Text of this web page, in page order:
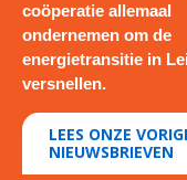
coöperatie allemaal
ondernemen om de
energietransitie in
versnellen.
LEES ONZE
NIEUWSBRIEVEN